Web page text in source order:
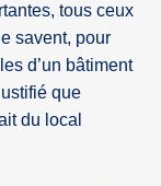
tous ceux
savent, pour
d’un bâtiment
que
du local